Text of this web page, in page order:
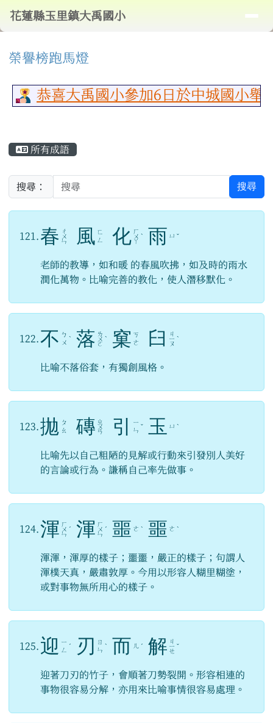
花蓮縣玉里鎮大禹國小
導覽列
花蓮縣玉里鎮大禹國小
上中區域內容
榮譽榜跑馬燈
恭喜大禹國小參加6日於中城國小舉行
所有成語
搜尋： 搜尋
121. 春 ㄔ
ㄨ
ㄣ 風 ㄈ
ㄥ
化 ㄏ
ㄨ
ㄚ
ˋ 雨 ㄩ ˇ
老師的教導，如和暖 的春風吹拂，如及時的雨水
潤化萬物。比喻完善的教化，使人潛移默化。
122. 不 ㄅ
ㄨ ˋ 落 ㄌ
ㄨ
ㄛ
ˋ 窠 ㄎ
ㄜ
臼 ㄐ
ㄧ
ㄡ
ˋ
比喻不落俗套，有獨創風格。
123. 拋 ㄆ
ㄠ
磚 ㄓ
ㄨ
ㄢ 引
ㄧ
ㄣ ˇ 玉 ㄩ ˋ
比喻先以自己粗陋的見解或行動來引發別人美好
的言論或行為。謙稱自己率先做事。
124. 渾 ㄏ
ㄨ
ㄣ
ˊ 渾 ㄏ
ㄨ
ㄣ
ˊ 噩 ㄜ ˋ 噩 ㄜ ˋ
渾渾，渾厚的樣子；噩噩，嚴正的樣子；句謂人
渾樸天真，嚴肅敦厚。今用以形容人糊里糊塗，
或對事物無所用心的樣子。
125. 迎 ㄧ
ㄥ
ˊ 刃
ㄖ
ㄣ ˋ 而 ㄦ ˊ 解 ㄐ
ㄧ
ㄝ
ˇ
迎著刀刃的竹子，會順著刀勢裂開。形容相連的
事物很容易分解，亦用來比喻事情很容易處理。